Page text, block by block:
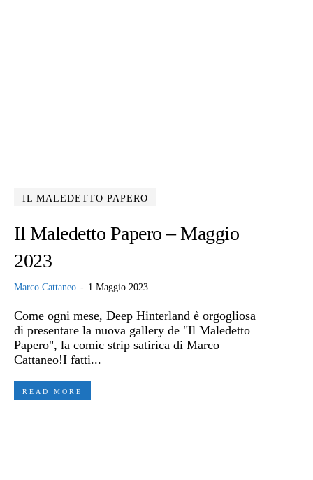
IL MALEDETTO PAPERO
Il Maledetto Papero – Maggio
2023
Marco Cattaneo - 1 Maggio 2023
Come ogni mese, Deep Hinterland è orgogliosa
di presentare la nuova gallery de "Il Maledetto
Papero", la comic strip satirica di Marco
Cattaneo!I fatti...
READ MORE